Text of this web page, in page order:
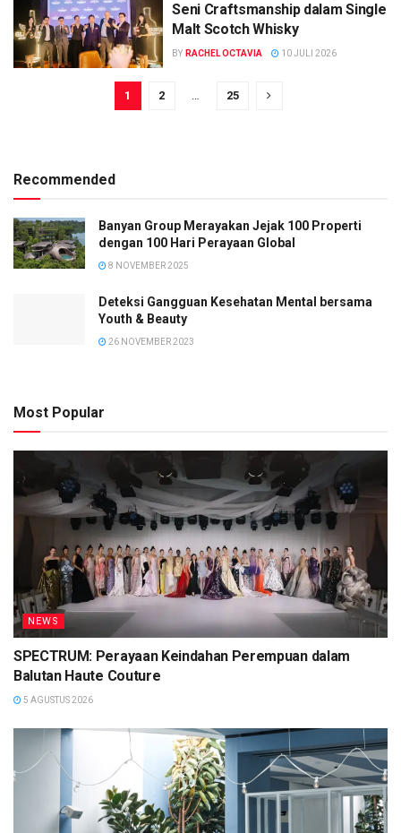
Seni Craftsmanship dalam Single
Malt Scotch Whisky
BY RACHEL OCTAVIA 10 JULI 2026
1 2 25
Recommended
Banyan Group Merayakan Jejak 100 Properti
dengan 100 Hari Perayaan Global
8 NOVEMBER 2025
Deteksi Gangguan Kesehatan Mental bersama
Youth & Beauty
26 NOVEMBER 2023
Most Popular
NEWS
SPECTRUM: Perayaan Keindahan Perempuan dalam
Balutan Haute Couture
5 AGUSTUS 2026